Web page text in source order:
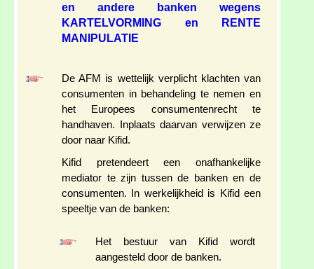
en andere banken wegens
KARTELVORMING en RENTE
MANIPULATIE
De AFM is wettelijk verplicht klachten van
consumenten in behandeling te nemen en
het Europees consumentenrecht te
handhaven. Inplaats daarvan verwijzen ze
door naar Kifid.
Kifid pretendeert een onafhankelijke
mediator te zijn tussen de banken en de
consumenten. In werkelijkheid is Kifid een
speeltje van de banken:
Het bestuur van Kifid wordt
aangesteld door de banken.